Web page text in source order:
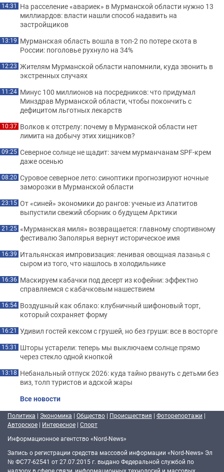
14:31 На расселение «авариек» в Мурманской области нужно 13
миллиардов: власти нашли способ надавить на
застройщиков
13:19 Мурманская область вошла в топ-2 по потере скота в
России: поголовье рухнуло на 34%
12:23 Жителям Мурманской области напомнили, куда звонить в
экстренных случаях
11:24 Минус 100 миллионов на посредников: что придумал
Минздрав Мурманской области, чтобы покончить с
дефицитом льготных лекарств
10:37 Волков к отстрелу: почему в Мурманской области нет
лимита на добычу этих хищников?
09:25 Северное солнце не щадит: зачем мурманчанам SPF-крем
даже осенью
08:20 Суровое северное лето: синоптики прогнозируют ночные
заморозки в Мурманской области
23:15 От «синей» экономики до рангов: ученые из Апатитов
выпустили свежий сборник о будущем Арктики
21:25 «Мурманская миля» возвращается: главному спортивному
фестивалю Заполярья вернут историческое имя
16:39 Итальянская импровизация: ленивая овощная лазанья с
сыром из того, что нашлось в холодильнике
16:36 Маскируем кабачки под десерт из кофейни: эффектно
справляемся с кабачковым нашествием
16:54 Воздушный как облако: клубничный шифоновый торт,
который сохраняет форму
16:21 Удивил гостей кексом с грушей, но без груши: все в восторге
15:31 Шторы устарели: теперь мы выключаем солнце прямо
через стекло одной кнопкой
13:18 Небанальный отпуск 2026: куда тайно рвануть с детьми без
виз, толп туристов и адской жары
Все новости
Политика | Экономика | Общество | Происшествия | Фоторепортажи |
Авторское | Интересное | Спорт
Информационное агентство «Nord-News»
Запись о регистрации средства массовой информации «Nord-News» Эл
№ ФС77-62541 от 27.07.2015 г. выдано Федеральной службой по